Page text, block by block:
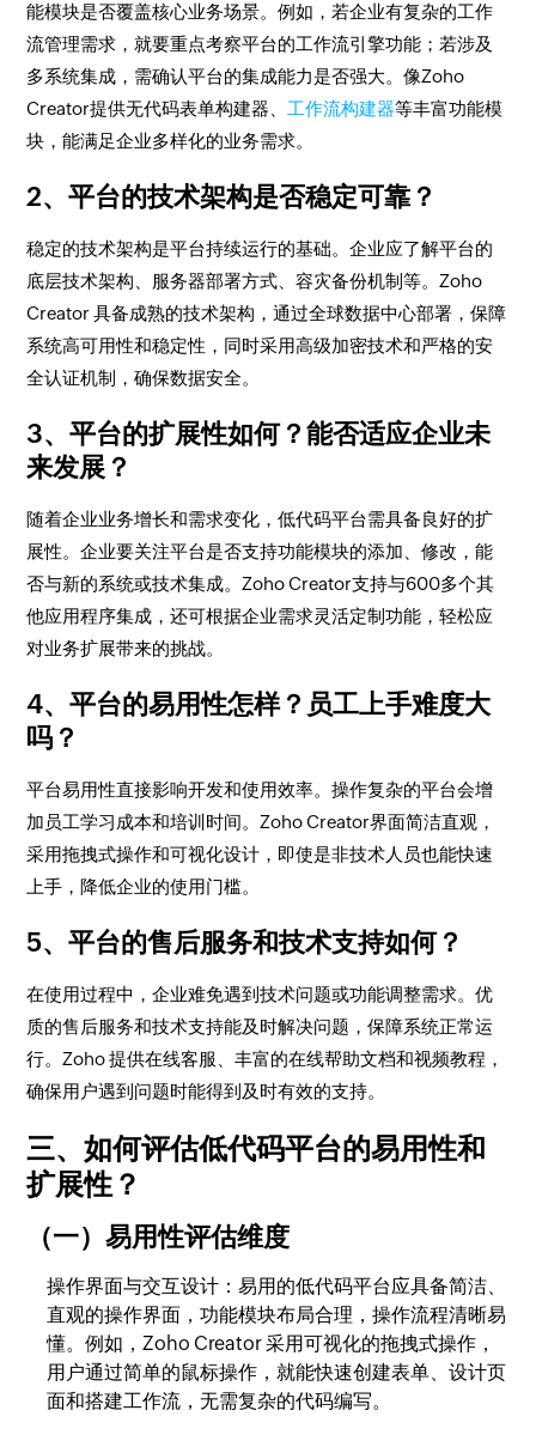
能模块是否覆盖核心业务场景。例如，若企业有复杂的工作
流管理需求，就要重点考察平台的工作流引擎功能；若涉及
多系统集成，需确认平台的集成能力是否强大。像Zoho
Creator提供无代码表单构建器、 工作流构建器等丰富功能模
块，能满足企业多样化的业务需求。
2、平台的技术架构是否稳定可靠？
稳定的技术架构是平台持续运行的基础。企业应了解平台的
底层技术架构、服务器部署方式、容灾备份机制等。Zoho
Creator 具备成熟的技术架构，通过全球数据中心部署，保障
系统高可用性和稳定性，同时采用高级加密技术和严格的安
全认证机制，确保数据安全。
3、平台的扩展性如何？能否适应企业未
来发展？
随着企业业务增长和需求变化，低代码平台需具备良好的扩
展性。企业要关注平台是否支持功能模块的添加、修改，能
否与新的系统或技术集成。Zoho Creator支持与600多个其
他应用程序集成，还可根据企业需求灵活定制功能，轻松应
对业务扩展带来的挑战。
4、平台的易用性怎样？员工上手难度大
吗？
平台易用性直接影响开发和使用效率。操作复杂的平台会增
加员工学习成本和培训时间。Zoho Creator界面简洁直观，
采用拖拽式操作和可视化设计，即使是非技术人员也能快速
上手，降低企业的使用门槛。
5、平台的售后服务和技术支持如何？
在使用过程中，企业难免遇到技术问题或功能调整需求。优
质的售后服务和技术支持能及时解决问题，保障系统正常运
行。Zoho 提供在线客服、丰富的在线帮助文档和视频教程，
确保用户遇到问题时能得到及时有效的支持。
三、如何评估低代码平台的易用性和
扩展性？
（一）易用性评估维度
操作界面与交互设计 ：易用的低代码平台应具备简洁、
直观的操作界面，功能模块布局合理，操作流程清晰易
懂。例如，Zoho Creator 采用可视化的拖拽式操作，
用户通过简单的鼠标操作，就能快速创建表单、设计页
面和搭建工作流，无需复杂的代码编写。